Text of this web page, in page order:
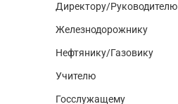
Директору/Руководителю
Железнодорожнику
Нефтянику/Газовику
Учителю
Госслужащему